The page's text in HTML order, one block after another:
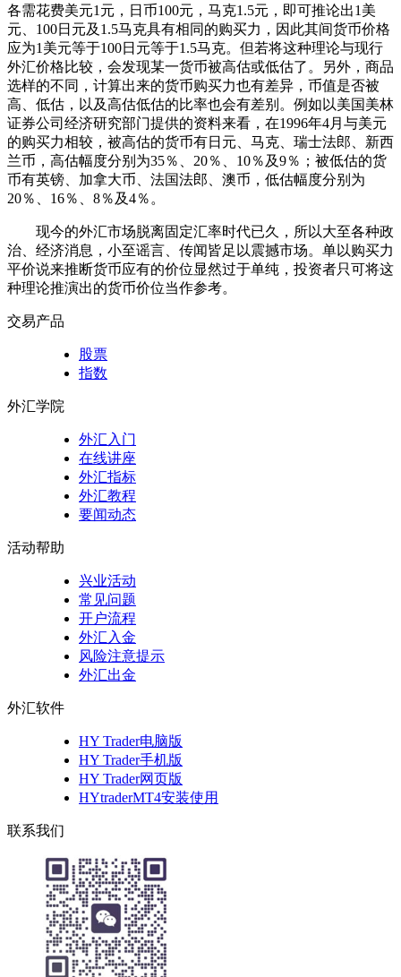
各需花费美元1元，日币100元，马克1.5元，即可推论出1美
元、100日元及1.5马克具有相同的购买力，因此其间货币价格
应为1美元等于100日元等于1.5马克。但若将这种理论与现行
外汇价格比较，会发现某一货币被高估或低估了。另外，商品
选样的不同，计算出来的货币购买力也有差异，币值是否被
高、低估，以及高估低估的比率也会有差别。例如以美国美林
证券公司经济研究部门提供的资料来看，在1996年4月与美元
的购买力相较，被高估的货币有日元、马克、瑞士法郎、新西
兰币，高估幅度分别为35％、20％、10％及9％；被低估的货
币有英镑、加拿大币、法国法郎、澳币，低估幅度分别为
20％、16％、8％及4％。
现今的外汇市场脱离固定汇率时代已久，所以大至各种政
治、经济消息，小至谣言、传闻皆足以震撼市场。单以购买力
平价说来推断货币应有的价位显然过于单纯，投资者只可将这
种理论推演出的货币价位当作参考。
交易产品
股票
指数
外汇学院
外汇入门
在线讲座
外汇指标
外汇教程
要闻动态
活动帮助
兴业活动
常见问题
开户流程
外汇入金
风险注意提示
外汇出金
外汇软件
HY Trader电脑版
HY Trader手机版
HY Trader网页版
HYtraderMT4安装使用
联系我们